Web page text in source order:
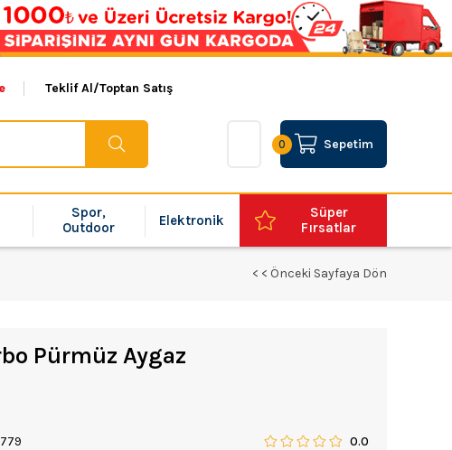
Teklif Al/Toptan Satış
Sepetim
0
Spor,
Outdoor
Elektronik
Süper
Fırsatlar
< < Önceki Sayfaya Dön
Pürmüz Aygaz
0.0